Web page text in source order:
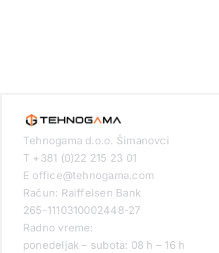
Tehnogama d.o.o. Šimanovci
T +381 (0)22 215 23 01
E office@tehnogama.com
Račun: Raiffeisen Bank
265-1110310002448-27
Radno vreme:
ponedeljak – subota: 08 h – 16 h